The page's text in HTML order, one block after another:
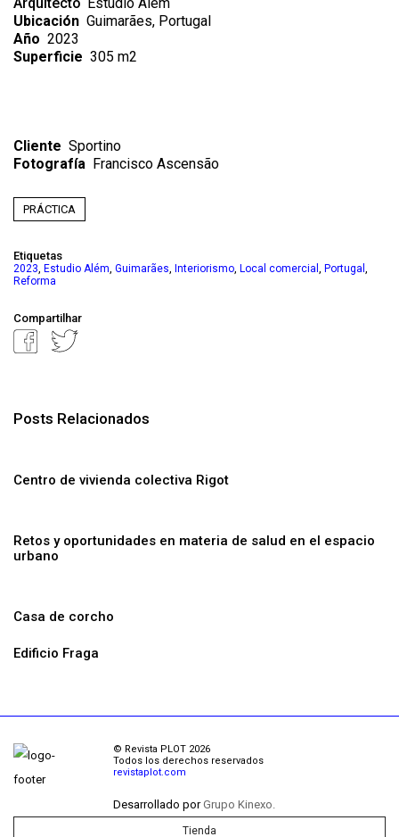
Ubicación Guimarães, Portugal
Año 2023
Superficie 305 m2
Cliente Sportino
Fotografía Francisco Ascensão
PRÁCTICA
Etiquetas
2023, Estudio Além, Guimarães, Interiorismo, Local comercial , Portugal ,
Reforma
Compartilhar
Posts Relacionados
Centro de vivienda colectiva Rigot
Retos y oportunidades en materia de salud en el espacio
urbano
Casa de corcho
Edificio Fraga
© Revista PLOT 2026
Todos los derechos reservados
revistaplot.com
Desarrollado porGrupo Kinexo.
Tienda